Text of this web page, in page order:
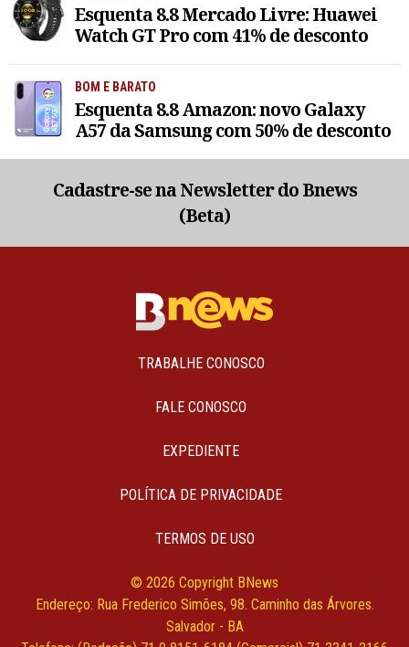
Esquenta 8.8 Mercado Livre: Huawei
Watch GT Pro com 41% de desconto
BOM E BARATO
Esquenta 8.8 Amazon: novo Galaxy
A57 da Samsung com 50% de desconto
Cadastre-se na Newsletter do Bnews
(Beta)
TRABALHE CONOSCO
FALE CONOSCO
EXPEDIENTE
POLÍTICA DE PRIVACIDADE
TERMOS DE USO
© 2026 Copyright BNews
Endereço: Rua Frederico Simões, 98. Caminho das Árvores.
Salvador - BA